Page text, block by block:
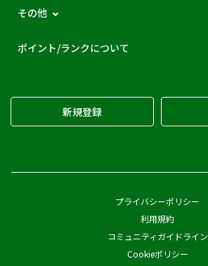
その他
ポイント/ランクについて
新規登録
プライバシーポリシー
利用規約
コミュニティガイドライン
Cookieポリシー